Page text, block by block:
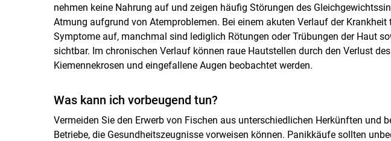
nehmen keine Nahrung auf und zeigen häufig Störungen des
Atmung aufgrund von Atemproblemen. Bei einem akuten Verlauf der Krankheit
Symptome auf, manchmal sind lediglich Rötungen oder Trübungen der Haut
sichtbar. Im chronischen Verlauf können raue Hautstellen durch den Verlust
Kiemennekrosen und eingefallene Augen beobachtet werden.
Was kann ich vorbeugend tun?
Vermeiden Sie den Erwerb von Fischen aus unterschiedlichen Herkünften und
Betriebe, die Gesundheitszeugnisse vorweisen können. Panikkäufe sollten